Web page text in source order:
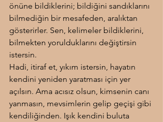
önüne bildiklerini; bildiğini sandıklarını
bilmediğin bir mesafeden, aralıktan
gösterirler. Sen, kelimeler bildiklerini,
bilmekten yorulduklarını değiştirsin
istersin.
Hadi, itiraf et, yıkım istersin, hayatın
kendini yeniden yaratması için yer
açılsın. Ama acısız olsun, kimsenin canı
yanmasın, mevsimlerin gelip geçişi gibi
kendiliğinden. Işık kendini buluta